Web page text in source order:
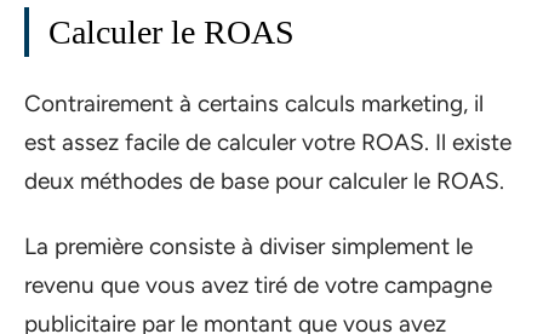
Calculer le ROAS
Contrairement à certains calculs marketing, il
est assez facile de calculer votre ROAS. Il existe
deux méthodes de base pour calculer le ROAS.
La première consiste à diviser simplement le
revenu que vous avez tiré de votre campagne
publicitaire par le montant que vous avez